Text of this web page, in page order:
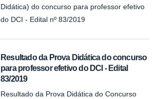
Didática) do concurso para professor efetivo
do DCI - Edital nº 83/2019
Resultado da Prova Didática do concurso
para professor efetivo do DCI - Edital
83/2019
Resultado da Prova Didática do Concurso